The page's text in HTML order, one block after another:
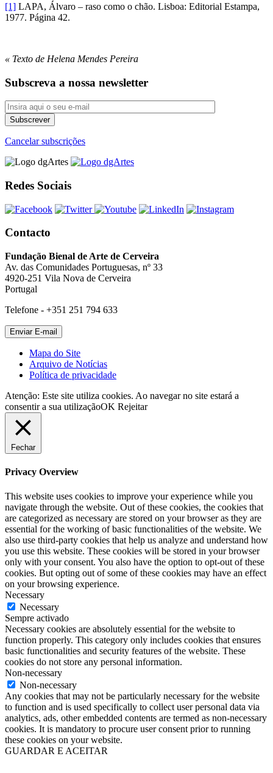
[1] LAPA, Álvaro – raso como o chão. Lisboa: Editorial Estampa,
1977. Página 42.
« Texto de Helena Mendes Pereira
Subscreva a nossa newsletter
Cancelar subscrições
Redes Sociais
Contacto
Fundação Bienal de Arte de Cerveira
Av. das Comunidades Portuguesas, nº 33
4920-251 Vila Nova de Cerveira
Portugal
Telefone - +351 251 794 633
Mapa do Site
Arquivo de Notícias
Política de privacidade
Atenção: Este site utiliza cookies. Ao navegar no site estará a
consentir a sua utilizaçãoOK Rejeitar
Fechar
Privacy Overview
This website uses cookies to improve your experience while you
navigate through the website. Out of these cookies, the cookies that
are categorized as necessary are stored on your browser as they are
essential for the working of basic functionalities of the website. We
also use third-party cookies that help us analyze and understand how
you use this website. These cookies will be stored in your browser
only with your consent. You also have the option to opt-out of these
cookies. But opting out of some of these cookies may have an effect
on your browsing experience.
Necessary
Necessary
Sempre activado
Necessary cookies are absolutely essential for the website to
function properly. This category only includes cookies that ensures
basic functionalities and security features of the website. These
cookies do not store any personal information.
Non-necessary
Non-necessary
Any cookies that may not be particularly necessary for the website
to function and is used specifically to collect user personal data via
analytics, ads, other embedded contents are termed as non-necessary
cookies. It is mandatory to procure user consent prior to running
these cookies on your website.
GUARDAR E ACEITAR